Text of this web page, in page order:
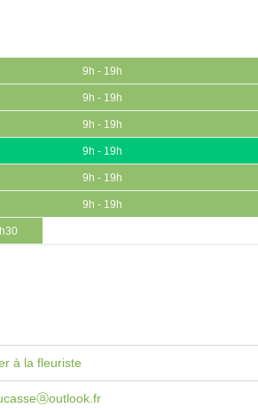
9h - 19h
9h - 19h
9h - 19h
9h - 19h
9h - 19h
9h - 19h
à la fleuriste